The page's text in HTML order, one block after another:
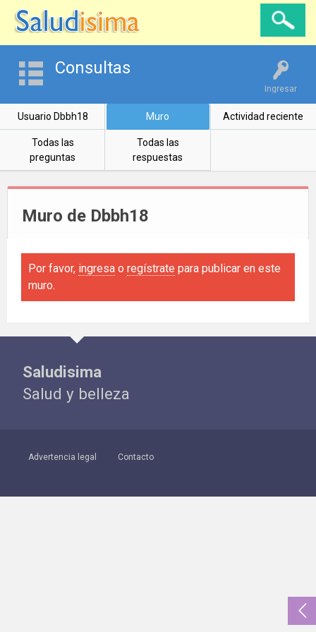
Ingresar
Consultas
Usuario Dbbh18 Muro Actividad reciente
Todas las
preguntas
Todas las
respuestas
Muro de Dbbh18
Por favor, ingresa o regístrate para publicar en este
muro.
Saludisima
Salud y belleza
Advertencia legal Contacto